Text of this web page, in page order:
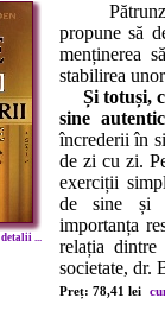
detalii ...
propune să
menținerea
stabilirea
Și totuși,
sine
încrederii în
de zi cu zi.
exerciții
de sine și
importanța
relația
societate, dr.
Preț: 78,41 lei